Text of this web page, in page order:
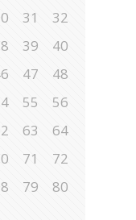
31
32
39
40
47
48
55
56
63
64
71
72
79
80